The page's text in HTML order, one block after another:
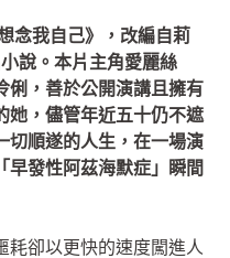
念我自己》，改編自莉
說。本片主角愛麗絲
俐，善於公開演講且擁有
她，儘管年近五十仍不遮
切順遂的人生，在一場演
早發性阿茲海默症」瞬間
耗卻以更快的速度闖進人